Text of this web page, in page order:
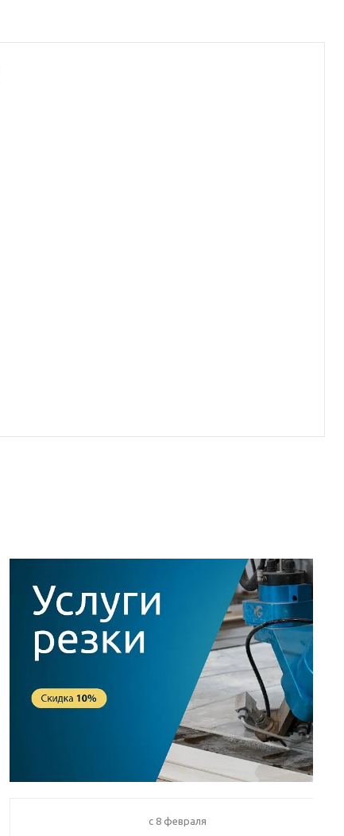
c 8 февраля